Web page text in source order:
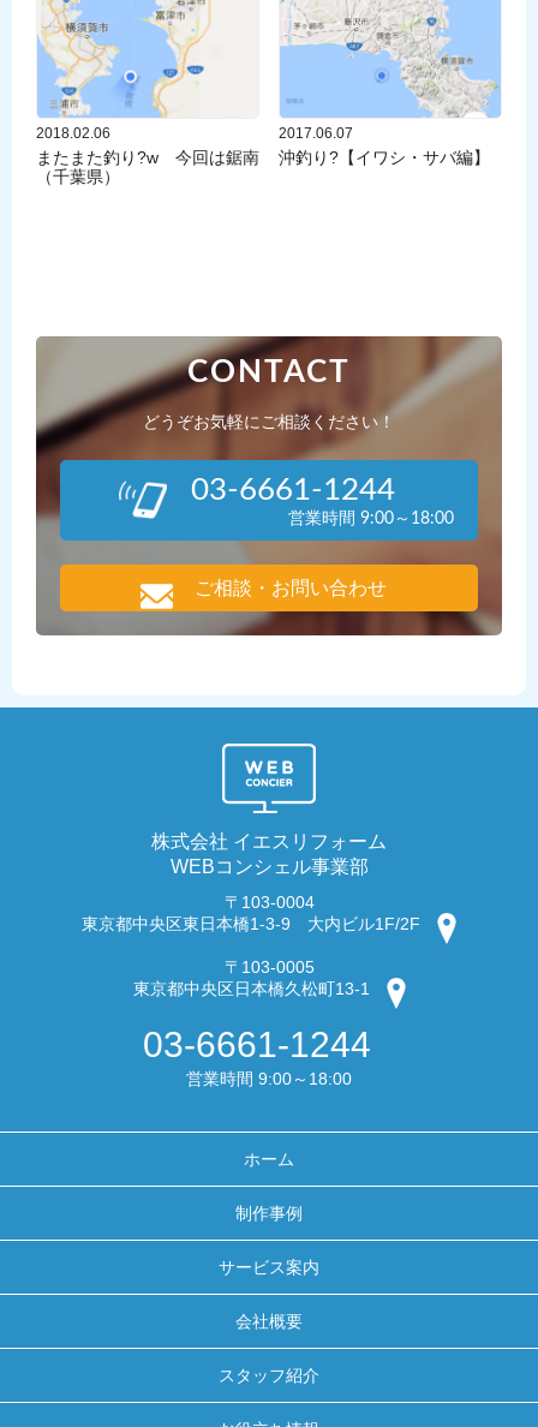
2018.02.06
またまた釣り?w 今回は鋸南
（千葉県）
2017.06.07
沖釣り?【イワシ・サバ編】
CONTACT
どうぞお気軽にご相談ください！
03-6661-1244
営業時間 9:00～18:00
ご相談・お問い合わせ
株式会社 イエスリフォーム
WEBコンシェル事業部
〒103-0004
東京都中央区東日本橋1-3-9 大内ビル1F/2F
〒103-0005
東京都中央区日本橋久松町13-1
03-6661-1244
営業時間 9:00～18:00
ホーム
制作事例
サービス案内
会社概要
スタッフ紹介